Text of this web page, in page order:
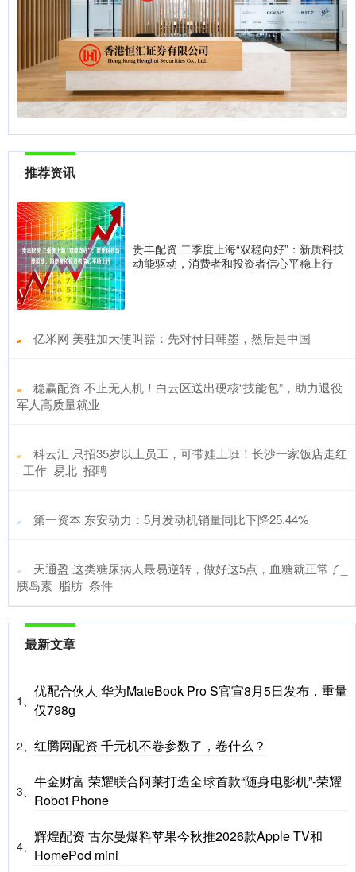
推荐资讯
贵丰配资 二季度上海“双稳向好”：新质科技
动能驱动，消费者和投资者信心平稳上行
​亿米网 美驻加大使叫嚣：先对付日韩墨，然后是中国
​稳赢配资 不止无人机！白云区送出硬核“技能包”，助力退役
军人高质量就业
​科云汇 只招35岁以上员工，可带娃上班！长沙一家饭店走红
_工作_易北_招聘
​第一资本 东安动力：5月发动机销量同比下降25.44%
​天通盈 这类糖尿病人最易逆转，做好这5点，血糖就正常了_
胰岛素_脂肪_条件
最新文章
1、
优配合伙人 华为MateBook Pro S官宣8月5日发布，重量
仅798g
2、 红腾网配资 千元机不卷参数了，卷什么？
3、
牛金财富 荣耀联合阿莱打造全球首款“随身电影机”-荣耀
Robot Phone
4、
辉煌配资 古尔曼爆料苹果今秋推2026款Apple TV和
HomePod mini